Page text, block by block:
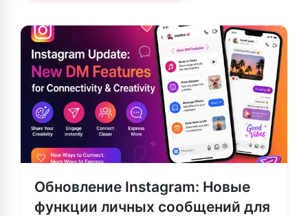
Обновление Instagram: Новые
функции личных сообщений для